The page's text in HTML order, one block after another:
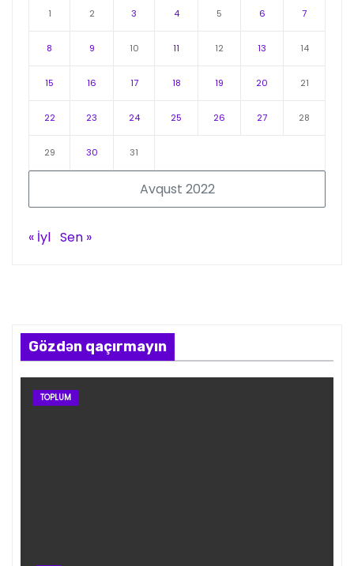
Avqust 2022
1 2 3 4 5 6 7
8 9 10 11 12 13 14
15 16 17 18 19 20 21
22 23 24 25 26 27 28
29 30 31
« İyl Sen »
Gözdən qaçırmayın
TOPLUM